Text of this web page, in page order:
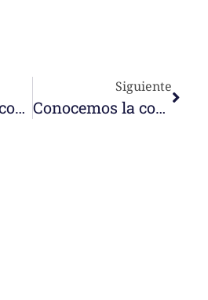
Conocemos la comunidad y obra Nazaret en Calderón (Quito, Ecuador)
Siguiente
Conocemos la comunidad y obra Nazaret en Timor-Leste